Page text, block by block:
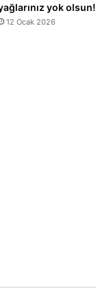
yok olsun!
12 Ocak 2026